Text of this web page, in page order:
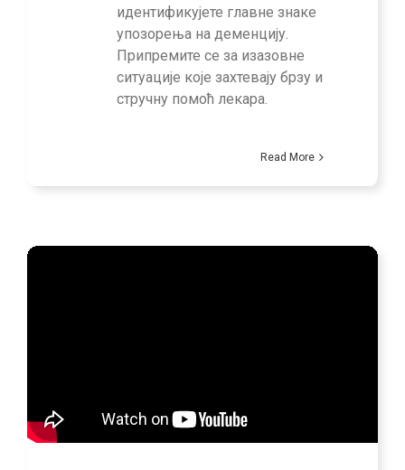
идентификујете главне знаке
упозорења на деменцију.
Припремите се за изазовне
ситуације које захтевају брзу и
стручну помоћ лекара.
Read More